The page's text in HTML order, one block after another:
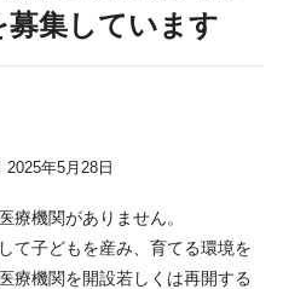
募集しています
年5月28日
療機関がありません。
て子どもを産み、育てる環境を
療機関を開設若しくは再開する